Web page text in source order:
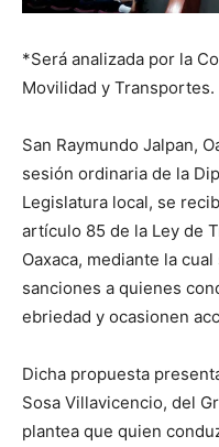
*Será analizada por la
Movilidad y Transportes.
San Raymundo Jalpan,
sesión ordinaria de la
Legislatura local, se
artículo 85 de la Ley de
Oaxaca, mediante la
sanciones a quienes
ebriedad y ocasionen
Dicha propuesta
Sosa Villavicencio, del
plantea que quien